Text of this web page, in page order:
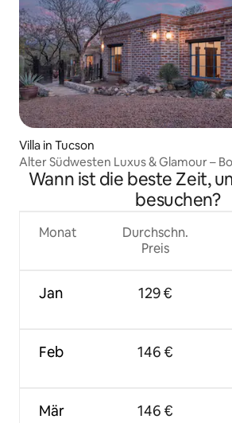
Villa in Tucson
Alter Südwesten Luxus & Glamour –
Wann ist die beste Zeit,
besuchen?
Monat
Jan
Feb
Mär
Durchschn.
Preis
129 €
146 €
146 €